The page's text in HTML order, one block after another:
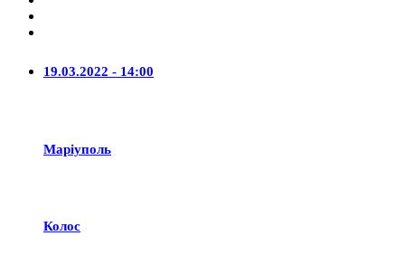
19.03.2022 - 14:00
Маріуполь
Колос